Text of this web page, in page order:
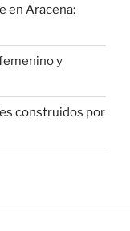
en Aracena:
y
construidos por